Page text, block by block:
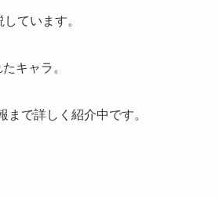
ています。
キャラ。
で詳しく紹介中です。